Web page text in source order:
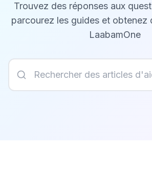
Trouvez des réponses aux
parcourez les guides et obtenez
LaabamOne